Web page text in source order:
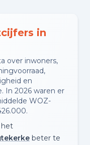
in
over inwoners,
en
In 2026 waren er
WOZ-
het
beter te